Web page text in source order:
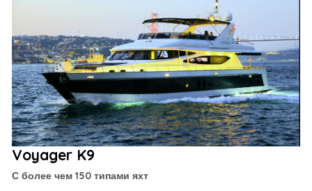
Voyager K9
С более чем 150 типами яхт